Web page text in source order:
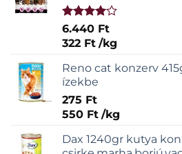
Értékelés:
4.00 / 5
6.440 Ft
322 Ft /kg
Reno cat konzerv
ízekbe
275 Ft
550 Ft /kg
Dax 1240gr kutya